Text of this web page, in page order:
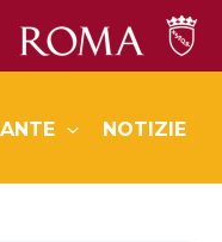
NOTIZIE